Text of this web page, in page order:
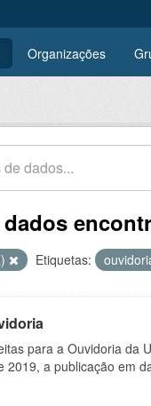
Organizações
Etiquetas:
para a Ouvidoria da
2019, a publicação em